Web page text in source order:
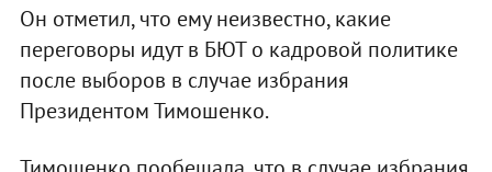
Он отметил, что ему неизвестно, какие
переговоры идут в БЮТ о кадровой политике
после выборов в случае избрания
Президентом Тимошенко.